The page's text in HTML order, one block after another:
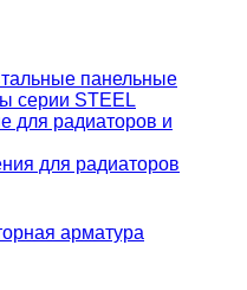
панельные
серии STEEL
для радиаторов и
для радиаторов
арматура